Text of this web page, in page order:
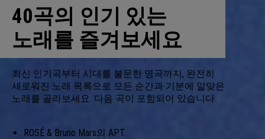
40곡의 인기 있는
노래를 즐겨보세요
최신 인기곡부터 시대를 불문한 명곡까지, 완전히
새로워진 노래 목록으로 모든 순간과 기분에 알맞은
노래를 골라보세요. 다음 곡이 포함되어 있습니다.
ROSÉ & Bruno Mars의 APT.